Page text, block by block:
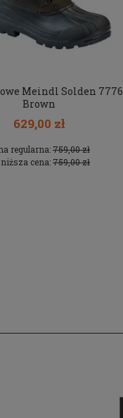
Meindl Solden 7776
Brown
629,00 zł
regularna:759,00 zł
cena:759,00 zł